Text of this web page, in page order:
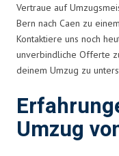
Vertraue auf
Bern nach Caen zu
Kontaktiere uns noch
unverbindliche Offerte
deinem Umzug zu
Umzug